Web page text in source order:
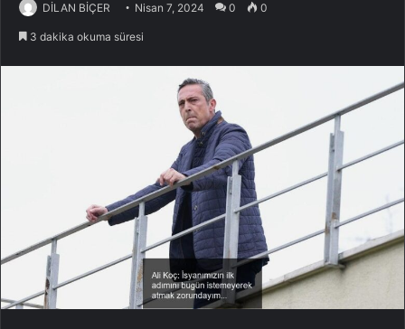
DİLAN BİÇER Nisan 7, 2024 0 0
3 dakika okuma süresi